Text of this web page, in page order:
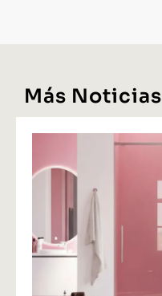
Más Noticias